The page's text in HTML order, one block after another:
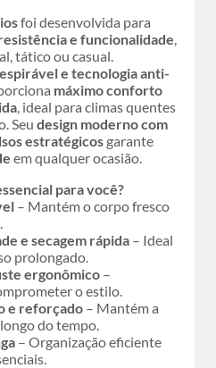
foi desenvolvida para
e funcionalidade,
tático ou casual.
e tecnologia anti-
máximo conforto
, ideal para climas quentes
Seu design moderno com
estratégicos garante
em qualquer ocasião.
para você?
– Mantém o corpo fresco
e secagem rápida – Ideal
prolongado.
ergonômico –
o estilo.
e reforçado – Mantém a
do tempo.
– Organização eficiente